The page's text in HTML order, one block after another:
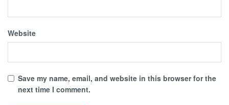
Website
Save my name, email, and website in this browser for the
next time I comment.